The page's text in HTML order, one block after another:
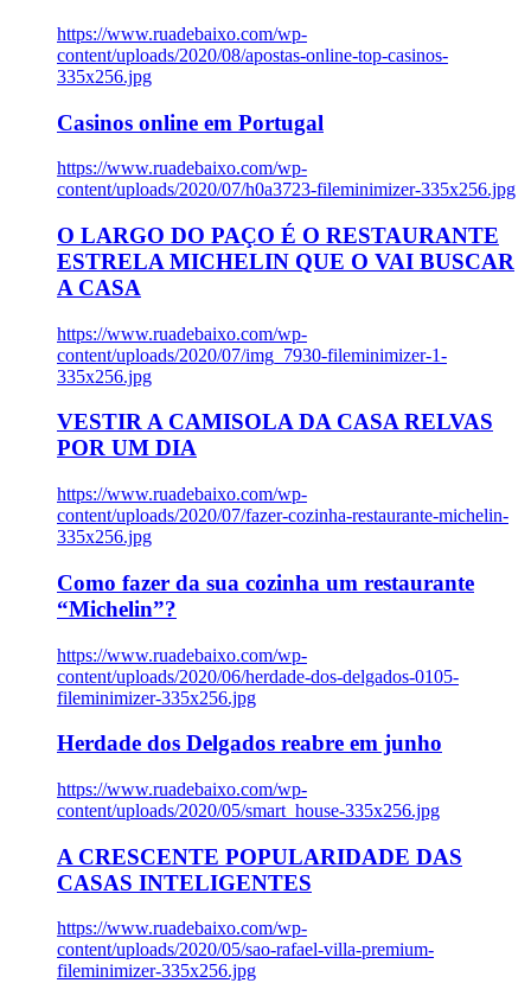
https://www.ruadebaixo.com/wp-
content/uploads/2020/08/apostas-online-top-casinos-
335x256.jpg
Casinos online em Portugal
https://www.ruadebaixo.com/wp-
content/uploads/2020/07/h0a3723-fileminimizer-335x256.jpg
O LARGO DO PAÇO É O RESTAURANTE
ESTRELA MICHELIN QUE O VAI BUSCAR
A CASA
https://www.ruadebaixo.com/wp-
content/uploads/2020/07/img_7930-fileminimizer-1-
335x256.jpg
VESTIR A CAMISOLA DA CASA RELVAS
POR UM DIA
https://www.ruadebaixo.com/wp-
content/uploads/2020/07/fazer-cozinha-restaurante-michelin-
335x256.jpg
Como fazer da sua cozinha um restaurante
“Michelin”?
https://www.ruadebaixo.com/wp-
content/uploads/2020/06/herdade-dos-delgados-0105-
fileminimizer-335x256.jpg
Herdade dos Delgados reabre em junho
https://www.ruadebaixo.com/wp-
content/uploads/2020/05/smart_house-335x256.jpg
A CRESCENTE POPULARIDADE DAS
CASAS INTELIGENTES
https://www.ruadebaixo.com/wp-
content/uploads/2020/05/sao-rafael-villa-premium-
fileminimizer-335x256.jpg